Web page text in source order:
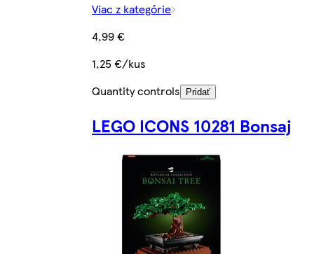
Viac z kategórie
4,99 €
1,25 €/kus
Quantity controls
Pridať
LEGO ICONS 10281 Bonsaj